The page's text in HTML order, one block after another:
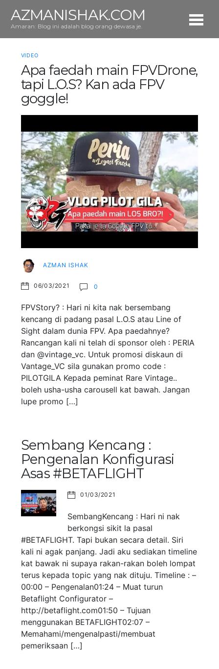
AZMANISHAK.COM
Amaran: Blog ini adalah blog orang dewasa je.
VIDEO
Apa faedah main FPVDrone,
tapi L.O.S? Kan ada FPV
goggle!
AZMAN ISHAK
06/03/2021 0
FPVStory? : Hari ni kita nak bersembang
kencang di padang pasal L.O.S atau Line of
Sight dalam dunia FPV. Apa paedahnye?
Rancangan kali ni telah di sponsor oleh : PERIA
dan @vintage_vc. Untuk promosi diskaun di
Vantage_VC sila gunakan promo code :
PILOTGILA Kepada peminat Rare Vintage..
boleh usha-usha carousell kat bawah. Jangan
lupe promo […]
Sembang Kencang :
Pengenalan Konfigurasi
Asas #BETAFLIGHT
01/03/2021
SembangKencang : Hari ni nak
berkongsi sikit la pasal
#BETAFLIGHT. Tapi bukan secara detail. Siri
kali ni agak panjang. Jadi aku sediakan timeline
kat bawak ni supaya rakan-rakan boleh lompat
terus kepada topic yang nak dituju. Timeline : –
00:00 – Pengenalan01:24 – Muat turun
Betaflight Configurator –
http://betaflight.com01:50 – Tujuan
menggunakan BETAFLIGHT02:07 –
Memahami/mengenalpasti/membuat
pemeriksaan […]